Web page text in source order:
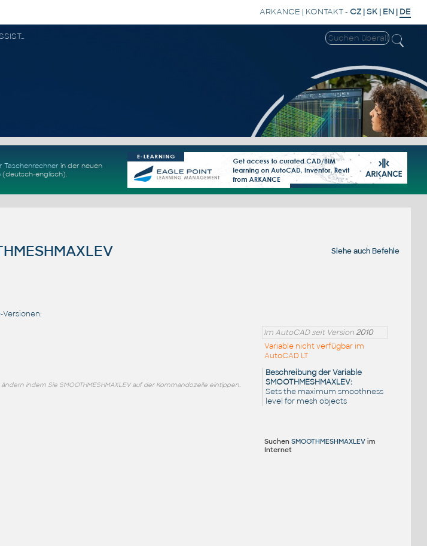
ARKANCE | KONTAKT- CZ |SK | EN | DE
CAD FORUM - TIPPS & TRICKS | UTILITIES | DISKUSSION | BLÖCKE | SUPPORT | HILFE & ASSISTANCE
Taschenrechner in der neuen
(deutsch-englisch).
Siehe auchBefehle
Im AutoCAD seit Version 2010
Variable nicht verfügbar im
AutoCAD LT
Beschreibung der Variable
SMOOTHMESHMAXLEV:
Sets the maximum smoothness
level for mesh objects
SuchenSMOOTHMESHMAXLEV im
Internet
indem Sie SMOOTHMESHMAXLEV auf der Kommandozeile eintippen.